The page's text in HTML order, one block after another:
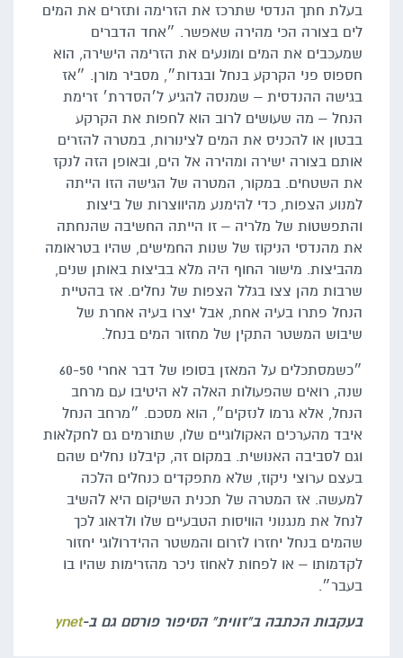
בעלת חתך הנדסי שתרכז את הזרימה ותזרים את המים
לים בצורה הכי מהירה שאפשר. ״אחד הדברים
שמעכבים את המים ומונעים את הזרימה הישירה, הוא
חספוס פני הקרקע בנחל ובגדות״, מסביר מורן. ״אז
בגישה ההנדסית – שמנסה להגיע ל׳הסדרת׳ זרימת
הנחל – מה שעושים לרוב הוא לחפות את הקרקע
בבטון או להכניס את המים לצינורות, במטרה להזרים
אותם בצורה ישירה ומהירה אל הים, ובאופן הזה לנקז
את השטחים. במקור, המטרה של הגישה הזו הייתה
למנוע הצפות, כדי להימנע מהיווצרות של ביצות
והתפשטות של מלריה – זו הייתה החשיבה שהנחתה
את מהנדסי הניקוז של שנות החמישים, שהיו בטראומה
מהביצות. מישור החוף היה מלא בביצות באותן שנים,
שרבות מהן צצו בגלל הצפות של נחלים. אז בהטיית
הנחל פתרו בעיה אחת, אבל יצרו בעיה אחרת של
שיבוש המשטר התקין של מחזור המים בנחל.
״כשמסתכלים על המאזן בסופו של דבר אחרי 60-50
שנה, רואים שהפעולות האלה לא היטיבו עם מרחב
הנחל, אלא גרמו לנזקים״, הוא מסכם. ״מרחב הנחל
איבד מהערכים האקולוגיים שלו, שתורמים גם לחקלאות
וגם לסביבה האנושית. במקום זה, קיבלנו נחלים שהם
בעצם ערוצי ניקוז, שלא מתפקדים כנחלים הלכה
למעשה. אז המטרה של תכנית השיקום היא להשיב
לנחל את מנגנוני הוויסות הטבעיים שלו ולדאוג לכך
שהמים בנחל יחזרו לזרום והמשטר ההידרולוגי יחזור
לקדמותו – או לפחות לאחוז ניכר מהזרימות שהיו בו
בעבר״.
בעקבות הכתבה ב"זווית" הסיפור פורסם גם ב-ynet